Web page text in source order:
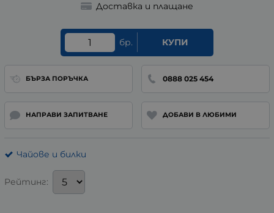
Доставка и плащане
бр. КУПИ
БЪРЗА ПОРЪЧКА 0888 025 454
НАПРАВИ ЗАПИТВАНЕ ДОБАВИ В ЛЮБИМИ
Чайове и билки
Рейтинг: